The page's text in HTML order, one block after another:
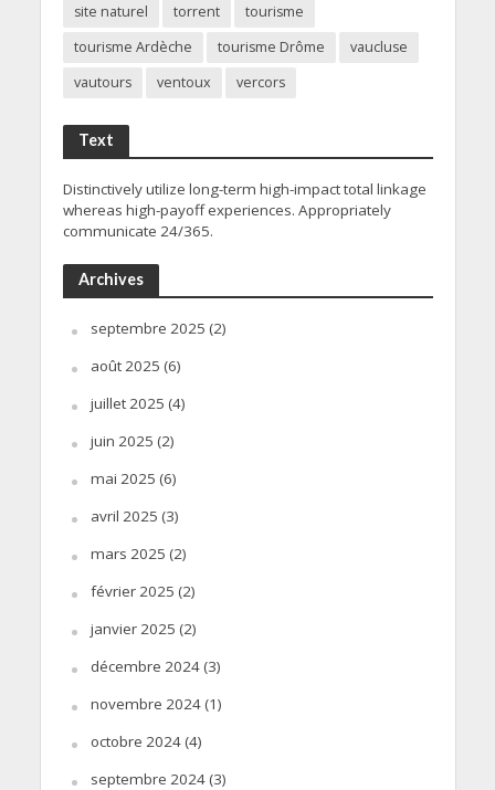
site naturel
torrent
tourisme
tourisme Ardèche
tourisme Drôme
vaucluse
vautours
ventoux vercors
Text
Distinctively utilize long-term high-impact total linkage
whereas high-payoff experiences. Appropriately
communicate 24/365.
Archives
septembre 2025 (2)
août 2025 (6)
juillet 2025 (4)
juin 2025 (2)
mai 2025 (6)
avril 2025 (3)
mars 2025 (2)
février 2025 (2)
janvier 2025 (2)
décembre 2024(3)
novembre 2024(1)
octobre 2024(4)
septembre 2024(3)